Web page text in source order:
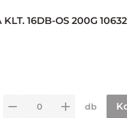
16DB-OS 200G
db